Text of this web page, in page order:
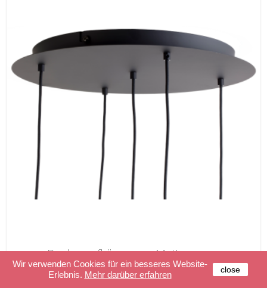
Deckenaufhängung 5 Matte
Anthrazitgraue
189,90 €
Wir verwenden Cookies für ein besseres Website-
Erlebnis. Mehr darüber erfahren close